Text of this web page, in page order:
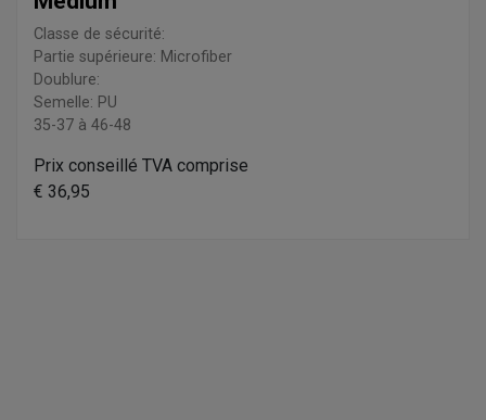
Classe de sécurité:
Partie supérieure: Microfiber
Doublure:
Semelle: PU
35-37 à 46-48
Prix conseillé TVA comprise
€ 36,95